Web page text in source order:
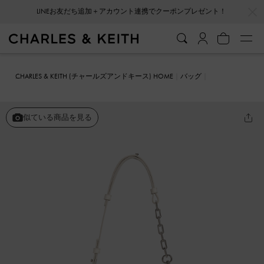
会員登録＋ニュースレター登録で10%OFFクーポンプレゼント！
CHARLES & KEITH (チャールズアンドキース) HOME
バッグ
似ている商品を見る